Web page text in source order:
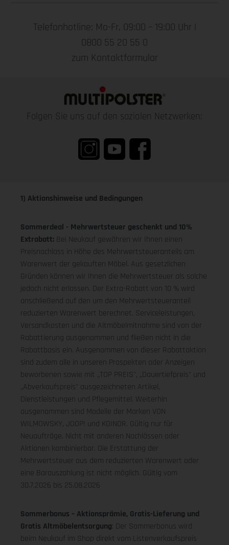
Telefonhotline: Mo-Fr, 09:00 – 19:00 Uhr |
0800 55 20 55 0
zum Kontaktformular
Folgen Sie uns auf den sozialen Netzwerken:
1) Aktionshinweise und Bedingungen
Sommerdeal - Mehrwertsteuer geschenkt und 10%
Extrabatt: Bei Neukauf gewähren wir Ihnen einen
Preisnachlass in Höhe des Mehrwertsteueranteils am
Warenwert der gekauften Möbel. Aus gesetzlichen
Gründen können wir Ihnen die Mehrwertsteuer als solche
jedoch nicht erlassen. Der Extra-Rabatt von 10 % wird
anschließend auf den um den Mehrwertsteueranteil
reduzierten Warenwert berechnet. Serviceleistungen,
Versandkosten und die Altmöbelmitnahme sind von der
Rabattierung ausgenommen und fließen nicht in die
Rabattbasis ein. Ausgenommen von dieser Rabattaktion
sind zudem alle in unseren Prospekten oder Anzeigen
beworbenen sowie mit „TOP PREIS", „Dauertiefpreis" und
„Abverkaufspreis" ausgezeichneten Artikel,
Dienstleistungen und Pflegemittel. Weiterhin
ausgenommen sind Modelle der Marken VON
WILMOWSKY, JOOP! und KOINOR. Gültig nur für
Neuaufträge. Nicht mit anderen Nachlässen oder
Aktionen kombinierbar. Die Erstattung der
Mehrwertsteuer aus dem reduzierten Warenwert oder
eine Barauszahlung ist nicht möglich. Gültig vom
30.7.2026 bis 25.08.2026
Sommerbonus – Aktionsprämie, Gratis-Lieferung und
Gratis Altmöbelentsorgung: Der Sommerbonus wird
beim Neukauf im Shop direkt vom Listenverkaufspreis